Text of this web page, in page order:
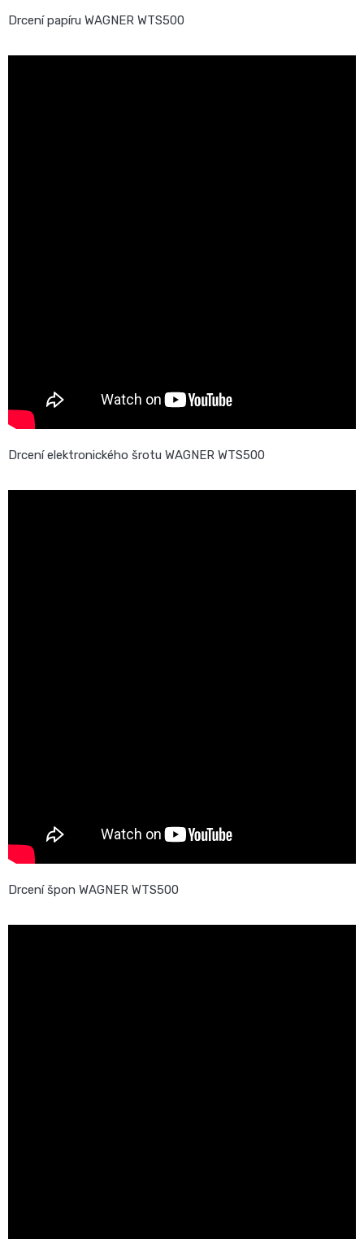
Drcení papíru WAGNER WTS500
Drcení elektronického šrotu WAGNER WTS500
Drcení špon WAGNER WTS500